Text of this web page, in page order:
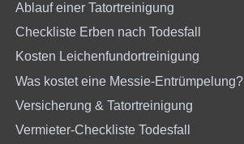
Ablauf einer Tatortreinigung
Checkliste Erben nach Todesfall
Kosten Leichenfundortreinigung
Was kostet eine Messie-Entrümpelung?
Versicherung & Tatortreinigung
Vermieter-Checkliste Todesfall